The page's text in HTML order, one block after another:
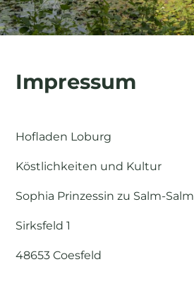
Impressum
Hofladen Loburg
Köstlichkeiten und Kultur
Sophia Prinzessin zu Salm-Salm
Sirksfeld 1
48653 Coesfeld